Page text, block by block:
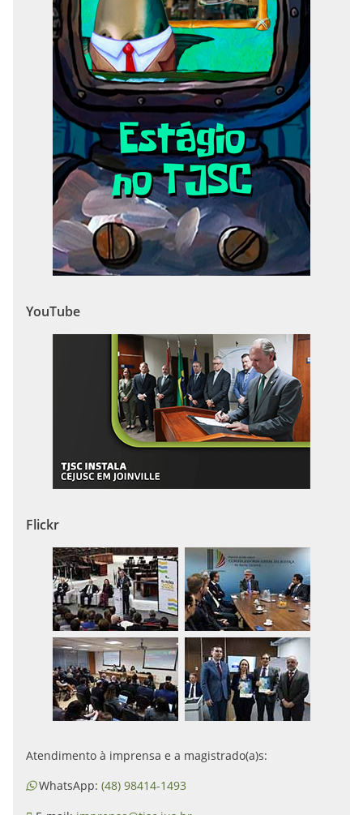
YouTube
Flickr
Atendimento à imprensa e a magistrado(a)s:
WhatsApp: (48) 98414-1493